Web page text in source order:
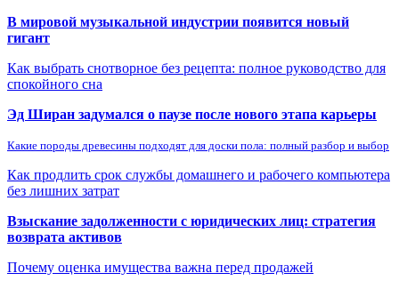
В мировой музыкальной индустрии появится новый
гигант
Как выбрать снотворное без рецепта: полное руководство для
спокойного сна
Эд Ширан задумался о паузе после нового этапа карьеры
Какие породы древесины подходят для доски пола: полный разбор и выбор
Как продлить срок службы домашнего и рабочего компьютера
без лишних затрат
Взыскание задолженности с юридических лиц: стратегия
возврата активов
Почему оценка имущества важна перед продажей